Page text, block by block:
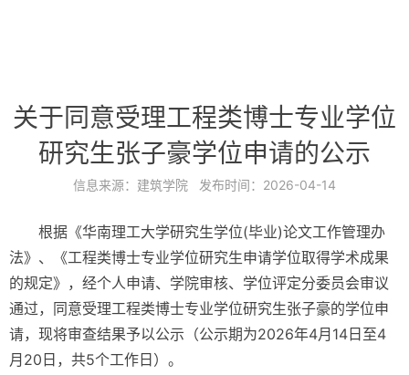
关于同意受理工程类博士专业学位
研究生张子豪学位申请的公示
信息来源： 建筑学院 发布时间： 2026-04-14
根据《华南理工大学研究生学位(毕业)论文工作管理办
法》、《工程类博士专业学位研究生申请学位取得学术成果
的规定》，经个人申请、学院审核、学位评定分委员会审议
通过，同意受理工程类博士专业学位研究生张子豪的学位申
请，现将审查结果予以公示（公示期为2026年4月14日至4
月20日，共5个工作日）。